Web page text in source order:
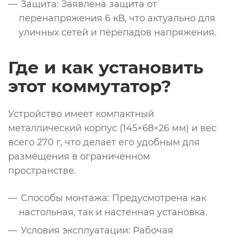
Защита: Заявлена защита от
перенапряжения 6 кВ, что актуально для
уличных сетей и перепадов напряжения.
Где и как установить
этот коммутатор?
Устройство имеет компактный
металлический корпус (145×68×26 мм) и вес
всего 270 г, что делает его удобным для
размещения в ограниченном
пространстве.
Способы монтажа: Предусмотрена как
настольная, так и настенная установка.
Условия эксплуатации: Рабочая